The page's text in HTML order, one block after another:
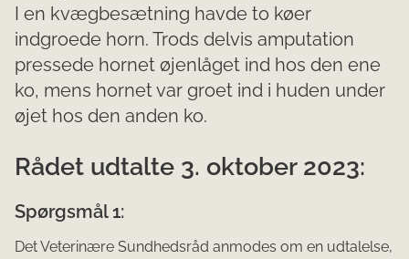
I en kvægbesætning havde to køer
indgroede horn. Trods delvis amputation
pressede hornet øjenlåget ind hos den ene
ko, mens hornet var groet ind i huden under
øjet hos den anden ko.
Rådet udtalte 3. oktober 2023:
Spørgsmål 1:
Det Veterinære Sundhedsråd anmodes om en udtalelse,